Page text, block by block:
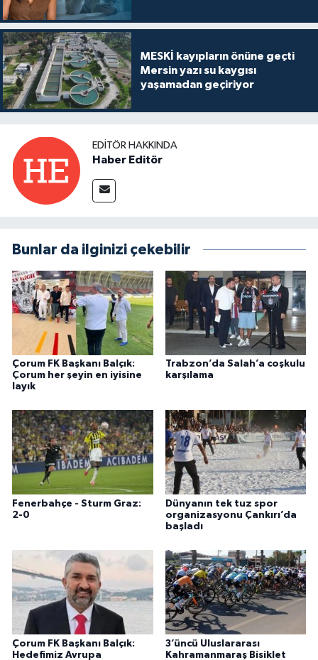
MESKİ kayıpların önüne geçti
Mersin yazı su kaygısı
yaşamadan geçiriyor
EDITÖR HAKKINDA
Haber Editör
Bunlar da ilginizi çekebilir
Çorum FK Başkanı Balçık:
Çorum her şeyin en iyisine
layık
Trabzon’da Salah’a coşkulu
karşılama
Fenerbahçe - Sturm Graz:
2-0
Dünyanın tek tuz spor
organizasyonu Çankırı’da
başladı
Çorum FK Başkanı Balçık:
Hedefimiz Avrupa
3’üncü Uluslararası
Kahramanmaraş Bisiklet